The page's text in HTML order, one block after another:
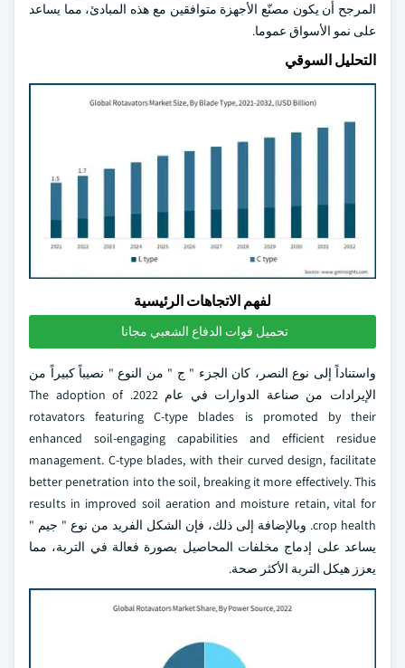
المرجح أن يكون مصنّع الأجهزة متوافقين مع هذه المبادئ، مما يساعد
على نمو الأسواق عموما.
التحليل السوقي
لفهم الاتجاهات الرئيسية
تحميل قوات الدفاع الشعبي مجانا
واستناداً إلى نوع النصر، كان الجزء " ج " من النوع " نصيباً كبيراً من
الإيرادات من صناعة الدوارات في عام 2022. The adoption of
rotavators featuring C-type blades is promoted by their
enhanced soil-engaging capabilities and efficient residue
management. C-type blades, with their curved design, facilitate
better penetration into the soil, breaking it more effectively. This
results in improved soil aeration and moisture retain, vital for
crop health. وبالإضافة إلى ذلك، فإن الشكل الفريد من نوع " جيم "
يساعد على إدماج مخلفات المحاصيل بصورة فعالة في التربة، مما
يعزز هيكل التربة الأكثر صحة.